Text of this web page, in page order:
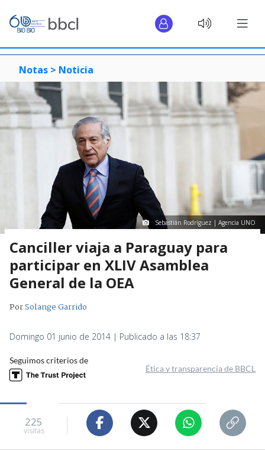
Notas > Noticia
Sebastián Rodríguez | Agencia UNO
Canciller viaja a Paraguay para
participar en XLIV Asamblea
General de la OEA
PorSolange Garrido
Domingo 01 junio de 2014 | Publicado a las 18:37
Seguimos criterios de
Ética y transparencia de BBCL
225
visitas